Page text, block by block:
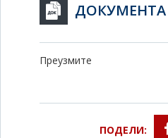
ДОКУМЕНТА
Преузмите
ПОДЕЛИ: